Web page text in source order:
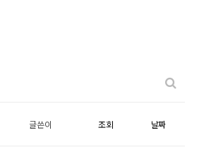
글쓴이 조회 날짜